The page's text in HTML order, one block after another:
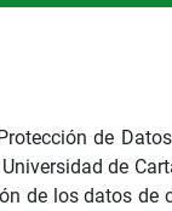
de
de
de los datos de